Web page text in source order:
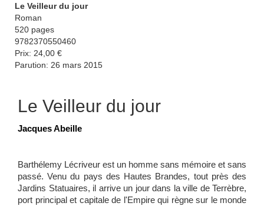
Le Veilleur du jour
Roman
520 pages
9782370550460
Prix: 24,00 €
Parution: 26 mars 2015
Le Veilleur du jour
Jacques Abeille
Barthélemy Lécriveur est un homme sans mémoire et sans
passé. Venu du pays des Hautes Brandes, tout près des
Jardins Statuaires, il arrive un jour dans la ville de Terrèbre,
port principal et capitale de l'Empire qui règne sur le monde